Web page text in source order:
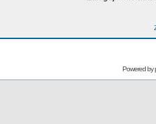
Powered by